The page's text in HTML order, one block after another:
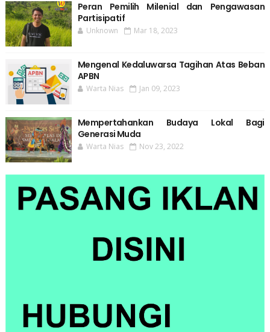
Peran Pemilih Milenial dan Pengawasan
Partisipatif
Unknown Mar 18, 2023
Mengenal Kedaluwarsa Tagihan Atas Beban
APBN
Warta Nias Jan 09, 2023
Mempertahankan Budaya Lokal Bagi
Generasi Muda
Warta Nias Nov 23, 2022